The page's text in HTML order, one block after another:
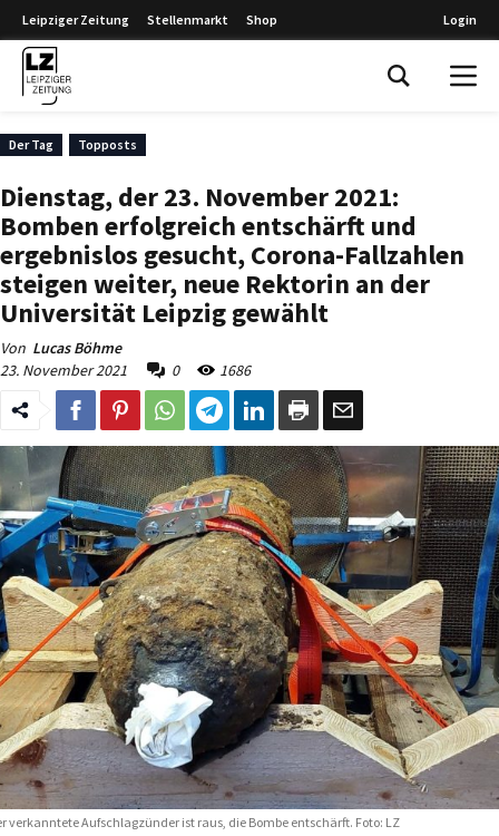
Leipziger Zeitung Stellenmarkt Shop Login
Der Tag Topposts
Dienstag, der 23. November 2021:
Bomben erfolgreich entschärft und
ergebnislos gesucht, Corona-Fallzahlen
steigen weiter, neue Rektorin an der
Universität Leipzig gewählt
Von Lucas Böhme
23. November 2021
0 1686
verkanntete Aufschlagzünder ist raus, die Bombe entschärft. Foto: LZ